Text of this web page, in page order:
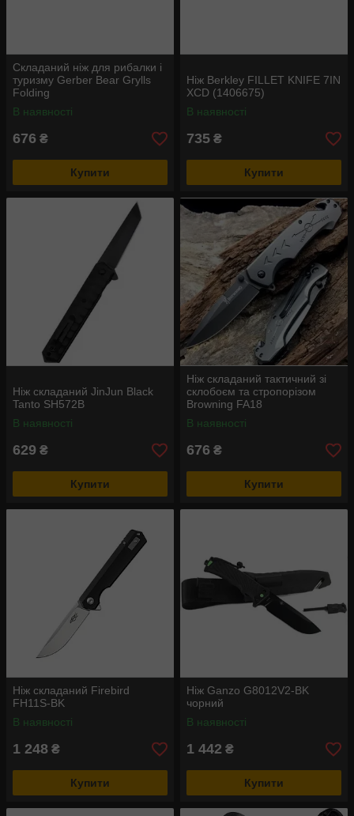
Складаний ніж для рибалки і
туризму Gerber Bear Grylls
Folding
В наявності
676 ₴
Купити
Ніж Berkley FILLET KNIFE 7IN
XCD (1406675)
В наявності
735 ₴
Купити
Ніж складаний JinJun Black
Tanto SH572B
В наявності
629 ₴
Купити
Ніж складаний тактичний зі
склобоєм та стропорізом
Browning FA18
В наявності
676 ₴
Купити
Ніж складаний Firebird
FH11S-BK
В наявності
1 248 ₴
Купити
Ніж Ganzo G8012V2-BK
чорний
В наявності
1 442 ₴
Купити